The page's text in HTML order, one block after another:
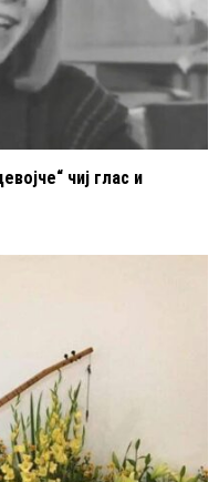
чиј глас и